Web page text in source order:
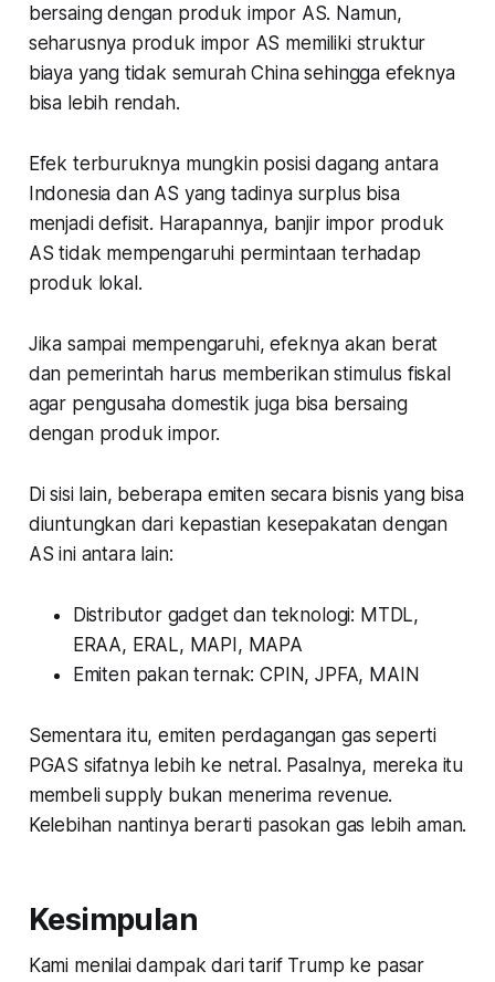
bersaing dengan produk impor AS. Namun,
seharusnya produk impor AS memiliki struktur
biaya yang tidak semurah China sehingga efeknya
bisa lebih rendah.
Efek terburuknya mungkin posisi dagang antara
Indonesia dan AS yang tadinya surplus bisa
menjadi defisit. Harapannya, banjir impor produk
AS tidak mempengaruhi permintaan terhadap
produk lokal.
Jika sampai mempengaruhi, efeknya akan berat
dan pemerintah harus memberikan stimulus fiskal
agar pengusaha domestik juga bisa bersaing
dengan produk impor.
Di sisi lain, beberapa emiten secara bisnis yang bisa
diuntungkan dari kepastian kesepakatan dengan
AS ini antara lain:
Distributor gadget dan teknologi: MTDL,
ERAA, ERAL, MAPI, MAPA
Emiten pakan ternak: CPIN, JPFA, MAIN
Sementara itu, emiten perdagangan gas seperti
PGAS sifatnya lebih ke netral. Pasalnya, mereka itu
membeli supply bukan menerima revenue.
Kelebihan nantinya berarti pasokan gas lebih aman.
Kesimpulan
Kami menilai dampak dari tarif Trump ke pasar